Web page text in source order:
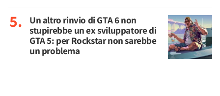
Un altro rinvio di GTA 6 non
stupirebbe un ex sviluppatore di
GTA 5: per Rockstar non sarebbe
un problema